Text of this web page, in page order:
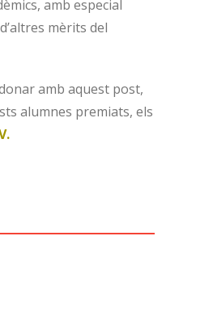
amb especial
mèrits del
amb aquest post,
alumnes premiats, els